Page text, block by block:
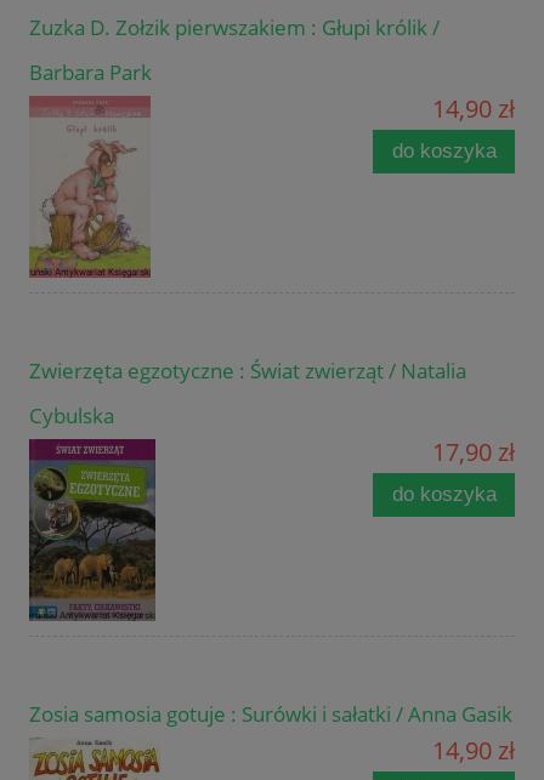
Zuzka D. Zołzik pierwszakiem : Głupi królik /
Barbara Park
14,90 zł
do koszyka
Zwierzęta egzotyczne : Świat zwierząt / Natalia
Cybulska
17,90 zł
do koszyka
Zosia samosia gotuje : Surówki i sałatki / Anna Gasik
14,90 zł